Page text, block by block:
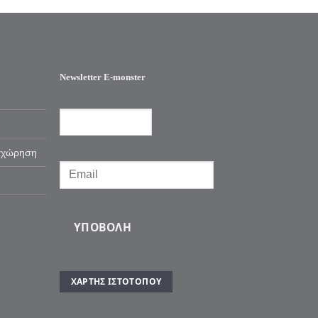
Newsletter E-monster
ΥΠΟΒΟΛΉ
ΧΆΡΤΗΣ ΙΣΤΌΤΟΠΟΥ